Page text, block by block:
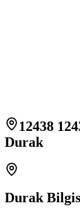
12438
Durak
Durak